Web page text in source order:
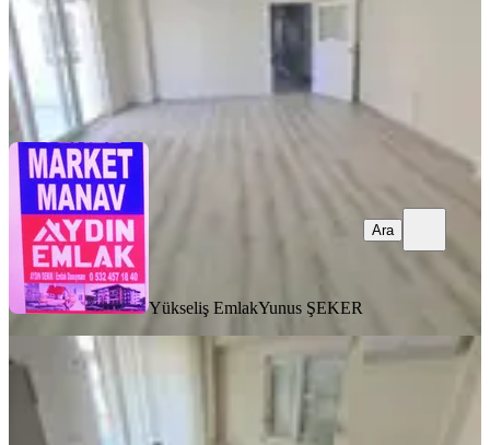
Yükseliş Emlak
Ara
Yükseliş EmlakYunus ŞEKER
Ara
Öz Yıldız Emlak'tan Sarılar
Mahallesinde 2+1 Full Eşyalı Daire
Manavgat, Sarılar Mahallesi